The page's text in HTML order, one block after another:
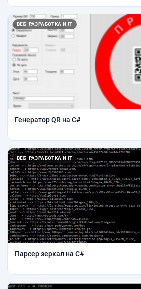
ВЕБ-РАЗРАБОТКА И IT
Генератор QR на C#
ВЕБ-РАЗРАБОТКА И IT
Парсер зеркал на C#